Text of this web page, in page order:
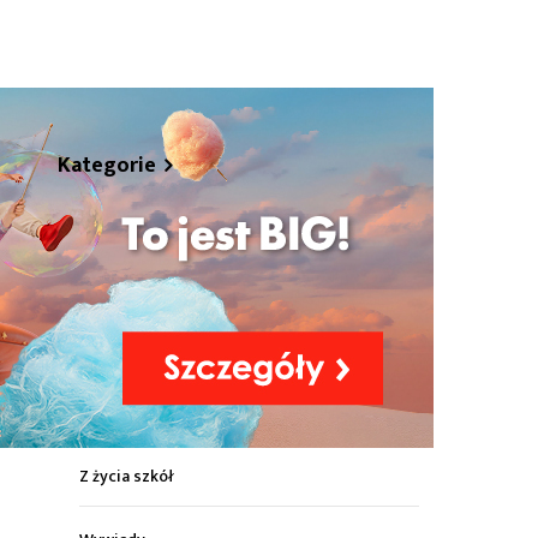
Kategorie
Z życia miasta
Sport
Kultura
Wiadomości z regionu
Z życia szkół